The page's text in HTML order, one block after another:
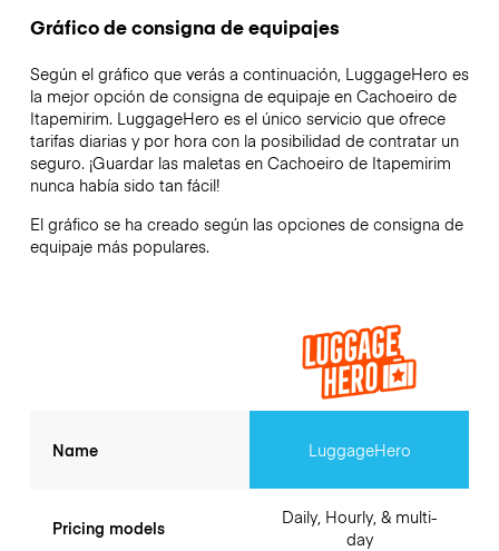
Gráfico de consigna de equipajes
Según el gráfico que verás a continuación, LuggageHero es
la mejor opción de consigna de equipaje en Cachoeiro de
Itapemirim. LuggageHero es el único servicio que ofrece
tarifas diarias y por hora con la posibilidad de contratar un
seguro. ¡Guardar las maletas en Cachoeiro de Itapemirim
nunca había sido tan fácil!
El gráfico se ha creado según las opciones de consigna de
equipaje más populares.
Name
Pricing models
LuggageHero
Daily, Hourly, & multi-
day